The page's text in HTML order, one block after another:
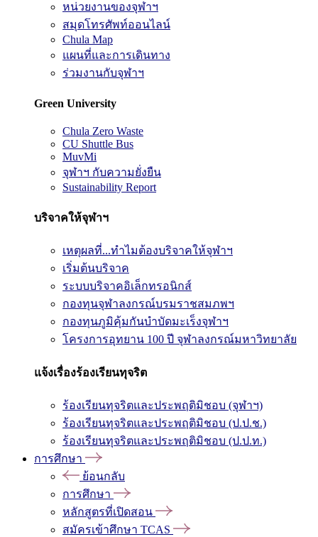
หน่วยงานของจุฬาฯ
สมุดโทรศัพท์ออนไลน์
Chula Map
แผนที่และการเดินทาง
ร่วมงานกับจุฬาฯ
Green University
Chula Zero Waste
CU Shuttle Bus
MuvMi
จุฬาฯ กับความยั่งยืน
Sustainability Report
บริจาคให้จุฬาฯ
เหตุผลที่...ทำไมต้องบริจาคให้จุฬาฯ
เริ่มต้นบริจาค
ระบบบริจาคอิเล็กทรอนิกส์
กองทุนจุฬาลงกรณ์บรมราชสมภพฯ
กองทุนภูมิคุ้มกันบำบัดมะเร็งจุฬาฯ
โครงการอุทยาน 100 ปี จุฬาลงกรณ์มหาวิทยาลัย
แจ้งเรื่องร้องเรียนทุจริต
ร้องเรียนทุจริตและประพฤติมิชอบ (จุฬาฯ)
ร้องเรียนทุจริตและประพฤติมิชอบ (ป.ป.ช.)
ร้องเรียนทุจริตและประพฤติมิชอบ (ป.ป.ท.)
การศึกษา
ย้อนกลับ
การศึกษา
หลักสูตรที่เปิดสอน
สมัครเข้าศึกษา TCAS